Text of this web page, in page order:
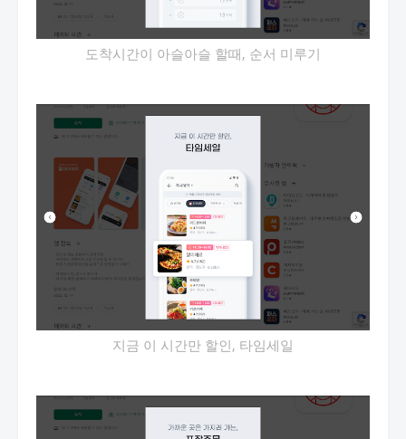
도착시간이 아슬아슬 할때, 순서 미루기
지금 이 시간만 할인, 타임세일